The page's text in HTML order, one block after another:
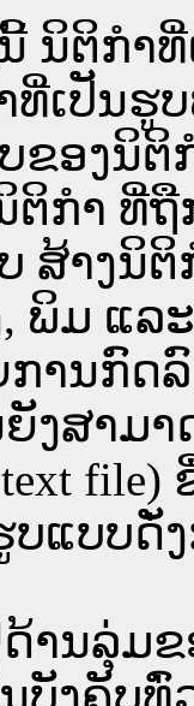
ນິຕິກຳ
ປັນຮູບພ
ບຂອງນິ
ກໍາ ທີ່
ສ້າງນິຕິ
ພິມ ແລ
ການກົດ
ງສາມາ
text
ບແບບດັ່
ານລຸ່ມ
ບັງຄັບທົ່